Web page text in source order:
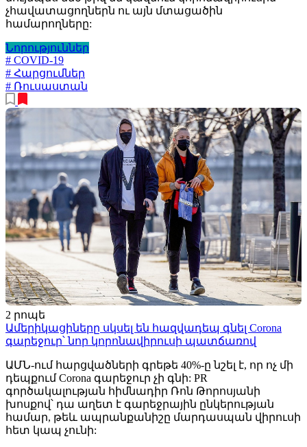
չհավատացողներն ու այն մտացածին
համարողները:
Նորություններ
# COVID-19
# Հարցումներ
# Ռուսաստան
2 րոպե
Ամերիկացիները սկսել են հազվադեպ գնել Corona
գարեջուր՝ նոր կորոնավիրուսի պատճառով
ԱՄՆ-ում հարցվածների գրեթե 40%-ը նշել է, որ ոչ մի
դեպքում Corona գարեջուր չի գնի: PR
գործակալության հիմնադիր Ռոն Թորոսյանի
խոսքով՝ դա աղետ է գարեջրային ընկերության
համար, թեև ապրանքանիշը մարդասպան վիրուսի
հետ կապ չունի: